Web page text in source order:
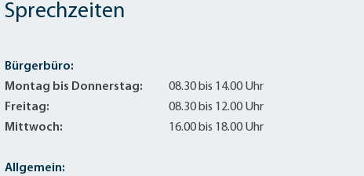
Sprechzeiten
Bürgerbüro:
Montag bis Donnerstag:
08.30 bis 14.00 Uhr
Freitag:
08.30 bis 12.00 Uhr
Mittwoch:
16.00 bis 18.00 Uhr
Allgemein: